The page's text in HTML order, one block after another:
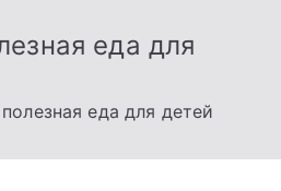
еда для
еда для детей